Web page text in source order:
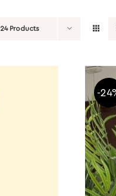
24 Products
-